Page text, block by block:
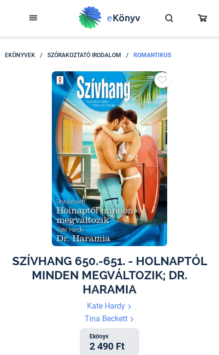
EKÖNYVEK / SZÓRAKOZTATÓ IRODALOM / ROMANTIKUS
SZÍVHANG 650.-651. - HOLNAPTÓL
MINDEN MEGVÁLTOZIK; DR.
HARAMIA
Kate Hardy
Tina Beckett
Ekönyv
2 490 Ft